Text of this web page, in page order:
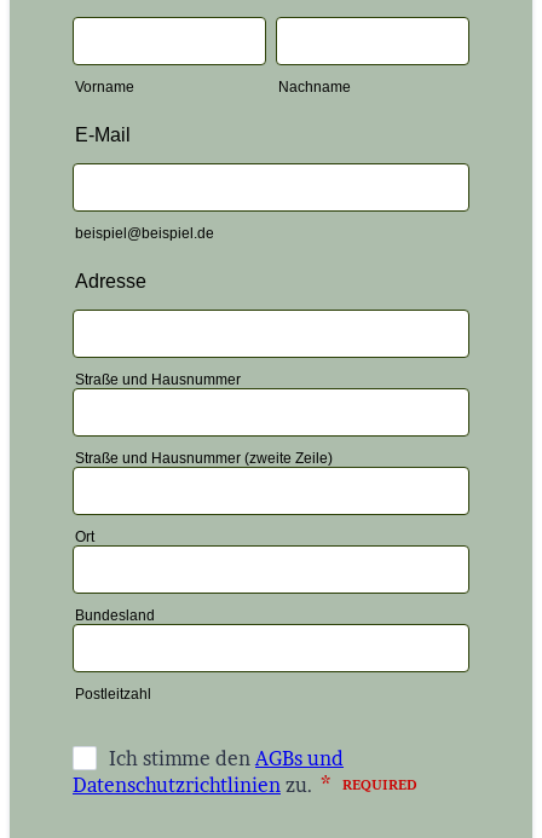
Vorname Nachname
E-Mail
beispiel@beispiel.de
Adresse
Straße und Hausnummer
Straße und Hausnummer (zweite Zeile)
Ort
Bundesland
Postleitzahl